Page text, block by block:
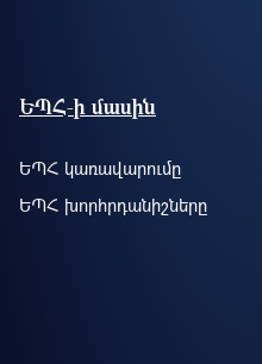
ԵՊՀ-ի մասին
ԵՊՀ կառավարումը
ԵՊՀ խորհրդանիշները